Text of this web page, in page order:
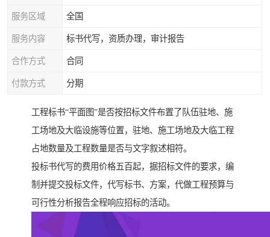
服务区域 全国
服务内容 标书代写，资质办理，审计报告
合作方式 合同
付款方式 分期
工程标书“平面图”是否按招标文件布置了队伍驻地、施
工场地及大临设施等位置，驻地、施工场地及大临工程
占地数量及工程数量是否与文字叙述相符。
投标书代写的费用价格五百起，据招标文件的要求，编
制并提交投标文件，代写标书、方案，代做工程预算与
可行性分析报告全程响应招标的活动。